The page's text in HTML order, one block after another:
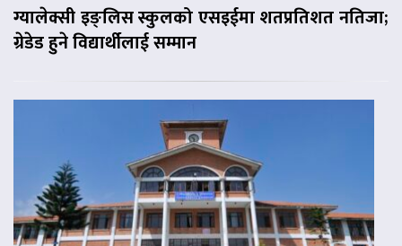
ग्यालेक्सी इङ्लिस स्कुलको एसइईमा शतप्रतिशत नतिजा;
ग्रेडेड हुने विद्यार्थीलाई सम्मान